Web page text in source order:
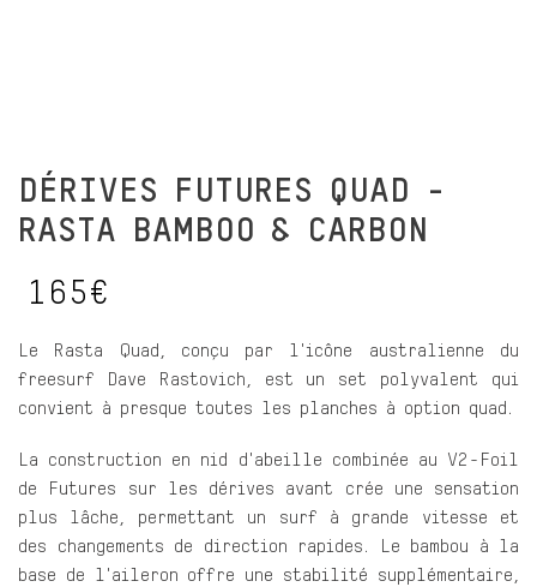
DÉRIVES FUTURES QUAD -
RASTA BAMBOO & CARBON
165€
Le Rasta Quad, conçu par l'icône australienne du
freesurf Dave Rastovich, est un set polyvalent qui
convient à presque toutes les planches à option quad.
La construction en nid d'abeille combinée au V2-Foil
de Futures sur les dérives avant crée une sensation
plus lâche, permettant un surf à grande vitesse et
des changements de direction rapides. Le bambou à la
base de l'aileron offre une stabilité supplémentaire,